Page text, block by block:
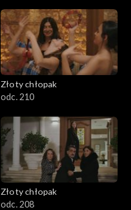
Złoty chłopak
odc. 210
Złoty chłopak
odc. 208